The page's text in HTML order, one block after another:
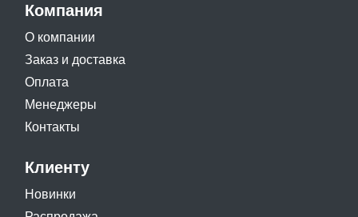
Компания
О компании
Заказ и доставка
Оплата
Менеджеры
Контакты
Клиенту
Новинки